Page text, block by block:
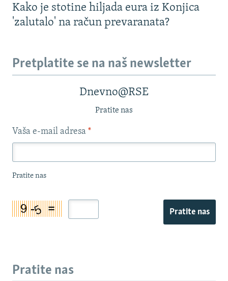
Kako je stotine hiljada eura iz Konjica
'zalutalo' na račun prevaranata?
Pretplatite se na naš newsletter
Dnevno@RSE
Pratite nas
Vaša e-mail adresa *
Pratite nas
Pratite nas
Pratite nas